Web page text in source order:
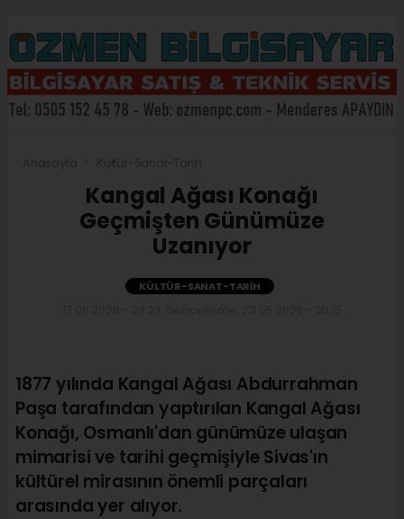
Kangal Ağası Konağı
Geçmişten Günümüze
Uzanıyor
KÜLTÜR-SANAT-TARIH
1877 yılında Kangal Ağası Abdurrahman
Paşa tarafından yaptırılan Kangal Ağası
Konağı, Osmanlı'dan günümüze ulaşan
mimarisi ve tarihi geçmişiyle Sivas'ın
kültürel mirasının önemli parçaları
arasında yer alıyor.